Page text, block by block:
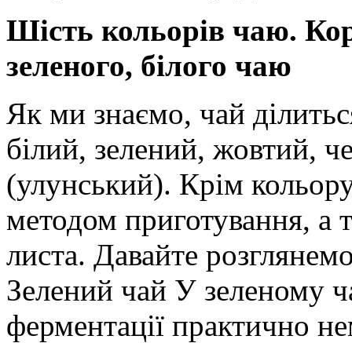
Шість кольорів чаю.
зеленого, білого чаю
Як ми знаємо, чай
білий, зелений, жовтий,
(улунський). Крім
методом приготування, а
листа. Давайте
Зелений чай У зеленому
ферментації практично